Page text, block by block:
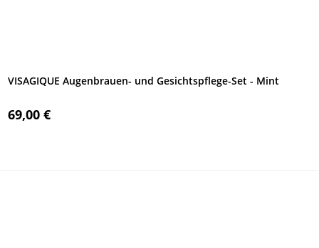
VISAGIQUE Augenbrauen- und Gesichtspflege-Set - Mint
69,00 €